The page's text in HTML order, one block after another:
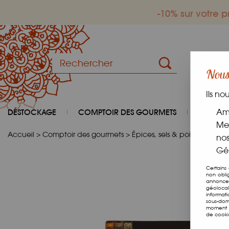
-10% sur votre
DÉSTOCKAGE COMPTOIR DES GOURMETS COIN
Accueil > Comptoir des gourmets > Épices, sels & poivres
Ils
Certains
non
sous-
moment
de